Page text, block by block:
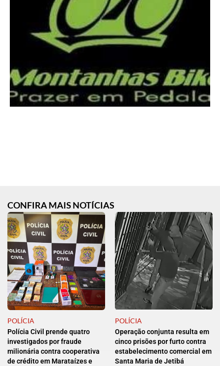
CONFIRA MAIS NOTÍCIAS
POLÍCIA
Polícia Civil prende quatro
investigados por fraude
milionária contra cooperativa
de crédito em Marataízes e
POLÍCIA
Operação conjunta resulta em
cinco prisões por furto contra
estabelecimento comercial em
Santa Maria de Jetibá